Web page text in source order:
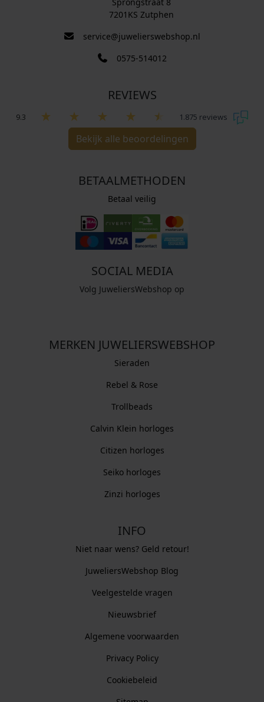
7201KS Zutphen
service@juwelierswebshop.nl
0575-514012
REVIEWS
9.3 1.875 reviews
Bekijk alle beoordelingen
BETAALMETHODEN
Betaal veilig
SOCIAL MEDIA
Volg JuweliersWebshop op
MERKEN JUWELIERSWEBSHOP
Sieraden
Rebel & Rose
Trollbeads
Calvin Klein horloges
Citizen horloges
Seiko horloges
Zinzi horloges
INFO
Niet naar wens? Geld retour!
JuweliersWebshop Blog
Veelgestelde vragen
Nieuwsbrief
Algemene voorwaarden
Privacy Policy
Cookiebeleid